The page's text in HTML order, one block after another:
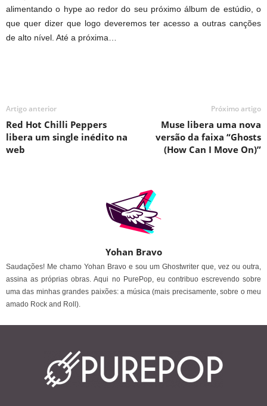
alimentando o hype ao redor do seu próximo álbum de estúdio, o
que quer dizer que logo deveremos ter acesso a outras canções
de alto nível. Até a próxima…
Artigo anterior
Red Hot Chilli Peppers
libera um single inédito na
web
Próximo artigo
Muse libera uma nova
versão da faixa “Ghosts
(How Can I Move On)”
Yohan Bravo
Saudações! Me chamo Yohan Bravo e sou um Ghostwriter que, vez ou outra,
assina as próprias obras. Aqui no PurePop, eu contribuo escrevendo sobre
uma das minhas grandes paixões: a música (mais precisamente, sobre o meu
amado Rock and Roll).